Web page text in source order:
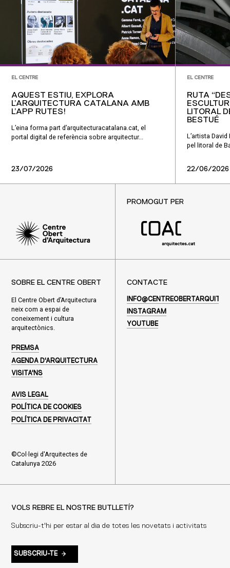
EL CENTRE
AQUEST ESTIU, EXPLORA
L’ARQUITECTURA CATALANA AMB
L’APP RUTES!
L’eina forma part d’arquitecturacatalana.cat, el
portal digital de referència sobre arquitectur...
23/07/2026
EL CENTRE
RUTA
LITORAL
BESTUÉ
L’artista
pel litoral de
22/06/2026
PROMOGUT PER
SOBRE EL CENTRE OBERT
El Centre Obert d’Arquitectura
neix com a espai de
coneixement i cultura
arquitectònics.
PREMSA
AGENDA D'ARQUITECTURA
VISITA'NS
AVIS LEGAL
POLÍTICA DE COOKIES
POLÍTICA DE PRIVACITAT
©Col·legi d'Arquitectes de
Catalunya 2026
CONTACTE
INSTAGRAM
YOUTUBE
VOLS REBRE EL NOSTRE BUTLLETÍ?
Subscriu-t'hi per estar al dia de totes les novetats i activitats
SUBSCRIU-TE